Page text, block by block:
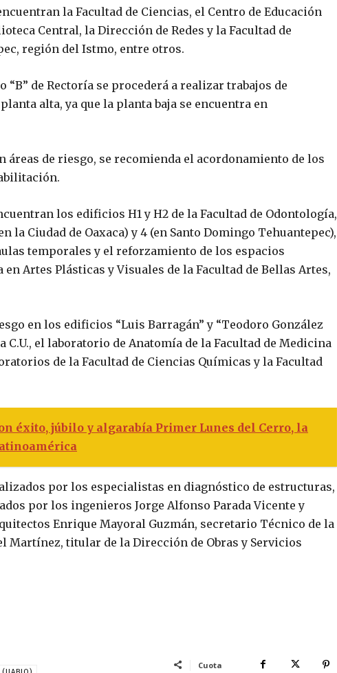
la Facultad de Ciencias, el Centro de Educación
Central, la Dirección de Redes y la Facultad de
región del Istmo, entre otros.
de Rectoría se procederá a realizar trabajos de
alta, ya que la planta baja se encuentra en
de riesgo, se recomienda el acordonamiento de los
los edificios H1 y H2 de la Facultad de Odontología,
la Ciudad de Oaxaca) y 4 (en Santo Domingo Tehuantepec),
temporales y el reforzamiento de los espacios
Artes Plásticas y Visuales de la Facultad de Bellas Artes,
en los edificios “Luis Barragán” y “Teodoro González
C.U., el laboratorio de Anatomía de la Facultad de Medicina
de la Facultad de Ciencias Químicas y la Facultad
éxito, júbilo y algarabía Primer Lunes del Cerro, la
por los especialistas en diagnóstico de estructuras,
por los ingenieros Jorge Alfonso Parada Vicente y
Enrique Mayoral Guzmán, secretario Técnico de la
Martínez, titular de la Dirección de Obras y Servicios
Cuota